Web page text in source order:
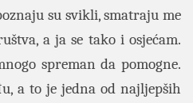
su svikli, smatraju me
a ja se tako i osjećam.
spreman da pomogne.
a to je jedna od najljepših